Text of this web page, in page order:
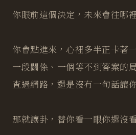
你眼前這個決定，未來會往哪
你會點進來，心裡多半正卡著
一段關係、一個等不到答案的
查過網路，還是沒有一句話讓
那就讓卦，替你看一眼你還沒